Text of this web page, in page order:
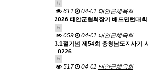
H
611 04-01 태안군체육회
2026 태안군협회장기 배드민턴대회
H
659 04-01 태안군체육회
3.1절기념 제54회 충청남도지사기
_0226
H
517 04-01 태안군체육회